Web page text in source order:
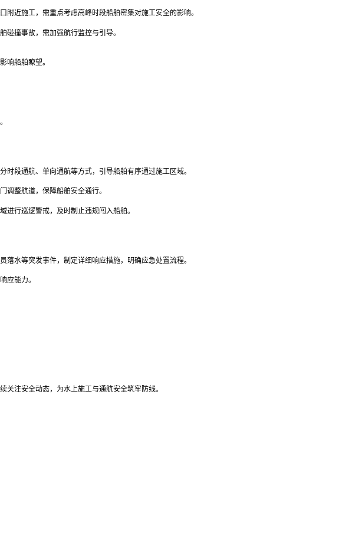
近施工，需重点考虑高峰时段船舶密集对施工安全的影响。
碰撞事故，需加强航行监控与引导。
响船舶瞭望。
段通航、单向通航等方式，引导船舶有序通过施工区域。
调整航道，保障船舶安全通行。
行巡逻警戒，及时制止违规闯入船舶。
水等突发事件，制定详细响应措施，明确应急处置流程。
应能力。
注安全动态，为水上施工与通航安全筑牢防线。